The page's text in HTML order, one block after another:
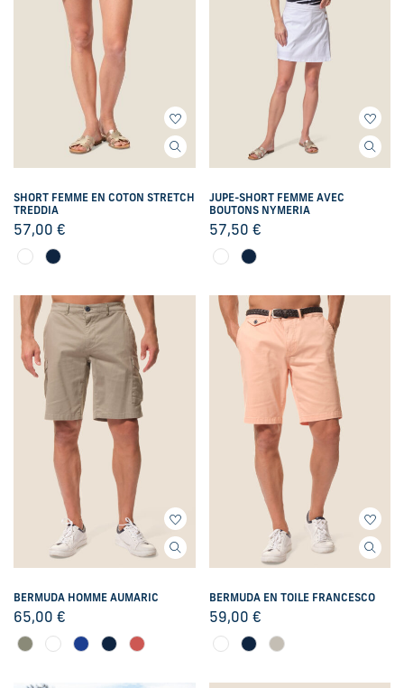
SHORT FEMME EN COTON STRETCH
TREDDIA
57,00 €
JUPE-SHORT FEMME AVEC
BOUTONS NYMERIA
57,50 €
BERMUDA HOMME AUMARIC
65,00 €
BERMUDA EN TOILE FRANCESCO
59,00 €